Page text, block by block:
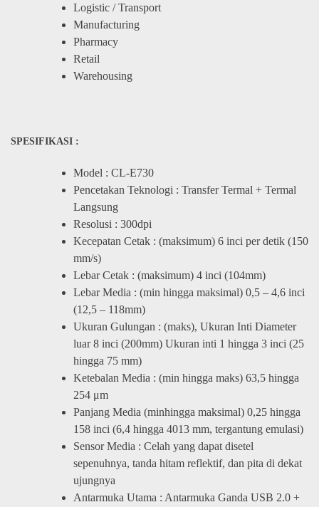
Logistic / Transport
Manufacturing
Pharmacy
Retail
Warehousing
SPESIFIKASI :
Model : CL-E730
Pencetakan Teknologi : Transfer Termal + Termal
Langsung
Resolusi : 300dpi
Kecepatan Cetak : (maksimum) 6 inci per detik (150
mm/s)
Lebar Cetak : (maksimum) 4 inci (104mm)
Lebar Media : (min hingga maksimal) 0,5 – 4,6 inci
(12,5 – 118mm)
Ukuran Gulungan : (maks), Ukuran Inti Diameter
luar 8 inci (200mm) Ukuran inti 1 hingga 3 inci (25
hingga 75 mm)
Ketebalan Media : (min hingga maks) 63,5 hingga
254 μm
Panjang Media (minhingga maksimal) 0,25 hingga
158 inci (6,4 hingga 4013 mm, tergantung emulasi)
Sensor Media : Celah yang dapat disetel
sepenuhnya, tanda hitam reflektif, dan pita di dekat
ujungnya
Antarmuka Utama : Antarmuka Ganda USB 2.0 +